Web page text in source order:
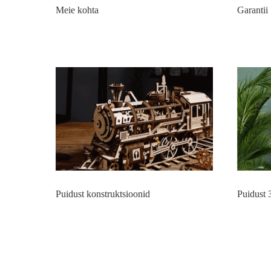
Maalid numbrite järgi
Puidust konstruktsioonid Puidust
Frantsiis
Meie kohta Garantii